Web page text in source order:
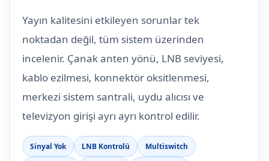
Yayın kalitesini etkileyen sorunlar tek
noktadan değil, tüm sistem üzerinden
incelenir. Çanak anten yönü, LNB seviyesi,
kablo ezilmesi, konnektör oksitlenmesi,
merkezi sistem santrali, uydu alıcısı ve
televizyon girişi ayrı ayrı kontrol edilir.
Sinyal Yok LNB Kontrolü Multiswitch